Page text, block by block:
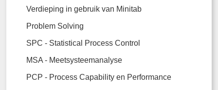
Verdieping in gebruik van Minitab
Problem Solving
SPC - Statistical Process Control
MSA - Meetsysteemanalyse
PCP - Process Capability en Performance